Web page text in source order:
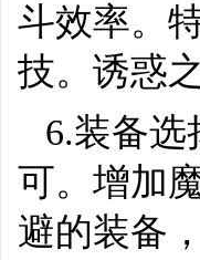
斗效率。
技。诱惑
6.装备
可。增加
避的装备